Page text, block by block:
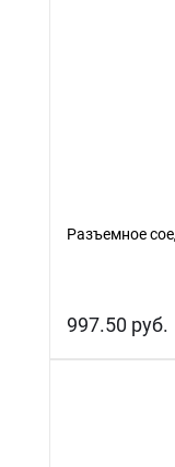
Разъемное
997.50 руб.